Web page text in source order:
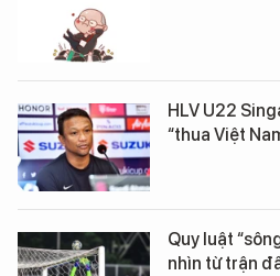
HLV U22
“thua Việt
Quy luật
nhìn từ trận